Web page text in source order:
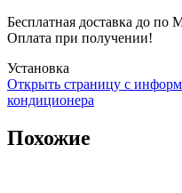
Бесплатная доставка до по
Оплата при получении!
Установка
Открыть страницу с
кондиционера
Похожие